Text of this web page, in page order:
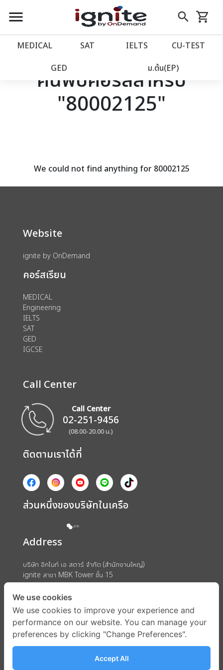
close
account_balance หน้าแรก
เว็บไซต์อิกไนท์
โปรโมชั่น
assignment ลงทะเบียน
menu search
Skip
to
shopping_cart
รถเข็น
MEDICAL SAT IELTS CU‑TEST
GED ม.ต้น(EP)
ค้นพบคอร์สสำหรับ
"80002125"
We could not find anything for 80002125
Website
ignite by OnDemand
คอร์สเรียน
MEDICAL
Engineering
IELTS
SAT
GED
IGCSE
Call Center
Call Center
02-251-9456
(08.00-20.00 น.)
ติดตามเราได้ที่
ส่วนหนึ่งของบริษัทในเครือ
Address
บริษัท อิกไนท์ เอ สตาร์ จำกัด (สำนักงานใหญ่)
ignite สาขา MBK Tower ชั้น 15
ถนนพญาไท แขวงวังใหม่ เขตปทุมวัน กรุงเทพมหานคร 10330
We use cookies
We use cookies to improve your experience and
performance on our website. You can manage your
preferences by clicking "Change Preferences".
Accept All